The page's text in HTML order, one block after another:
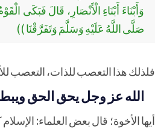
وَأَبْنَاءَ أَبْنَاءِ الْأَنْصَارِ، قَالَ
صَلَّى اللَّهُ عَلَيْهِ وَسَلَّمَ وَتَفَرَّقْنَا ))
فلذلك هذا التعصب للذات، التعصب
الله عز وجل يحق الحق
أيها الأخوة؛ قال بعض العلماء: